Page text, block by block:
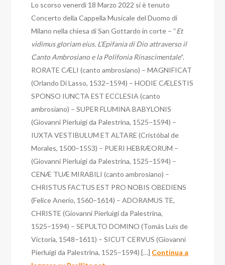
Lo scorso venerdì 18 Marzo 2022 si è tenuto
Concerto della Cappella Musicale del Duomo di
Milano nella chiesa di San Gottardo in corte – “Et
vidimus gloriam eius. L’Epifania di Dio attraverso il
Canto Ambrosiano e la Polifonia Rinascimentale“.
RORATE CÆLI (canto ambrosiano) – MAGNIFICAT
(Orlando Di Lasso, 1532−1594) – HODIE CÆLESTIS
SPONSO IUNCTA EST ECCLESIA (canto
ambrosiano) – SUPER FLUMINA BABYLONIS
(Giovanni Pierluigi da Palestrina, 1525−1594) –
IUXTA VESTIBULUM ET ALTARE (Cristóbal de
Morales, 1500−1553) – PUERI HEBRÆORUM –
(Giovanni Pierluigi da Palestrina, 1525−1594) –
CENÆ TUÆ MIRABILI (canto ambrosiano) –
CHRISTUS FACTUS EST PRO NOBIS OBEDIENS
(Felice Anerio, 1560−1614) – ADORAMUS TE,
CHRISTE (Giovanni Pierluigi da Palestrina,
1525−1594) – SEPULTO DOMINO (Tomás Luis de
Victoria, 1548−1611) – SICUT CERVUS (Giovanni
Pierluigi da Palestrina, 1525−1594) […] Continua a